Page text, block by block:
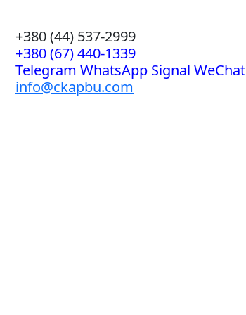
+380 (44) 537-2999
+380 (67) 440-1339
Telegram WhatsApp Signal WeChat
info@ckapbu.com